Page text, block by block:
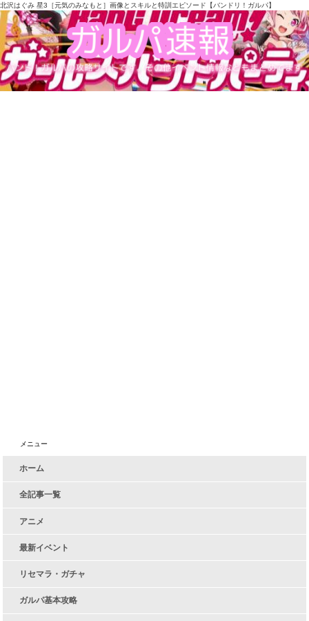
北沢はぐみ 星3［元気のみなもと］画像とスキルと特訓エピソード【バンドリ！ガルパ】
メニュー
ホーム
全記事一覧
アニメ
最新イベント
リセマラ・ガチャ
ガルパ基本攻略